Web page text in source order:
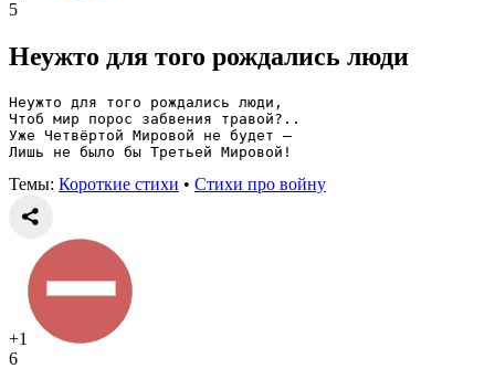
5
Неужто для того рождались люди
Неужто для того рождались люди,
Чтоб мир порос забвения травой?..
Уже Четвёртой Мировой не будет —
Лишь не было бы Третьей Мировой!
Темы: Короткие стихи • Стихи про войну
+1
6